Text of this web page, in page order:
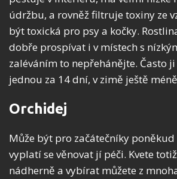
údržbu, a rovněž filtruje toxiny ze
být toxická pro psy a kočky.
dobře prospívat i v místech s
zaléváním to nepřehánějte. Často
jednou za 14 dní, v zimě ještě
Orchidej
Může být pro začátečníky
vyplatí se věnovat jí péči. Kvete
nádherně a vybírat můžete z